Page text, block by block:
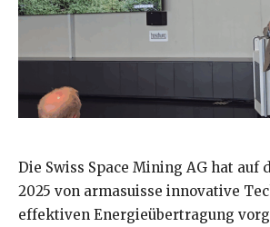
Die Swiss Space Mining AG hat auf
2025 von armasuisse innovative
effektiven Energieübertragung